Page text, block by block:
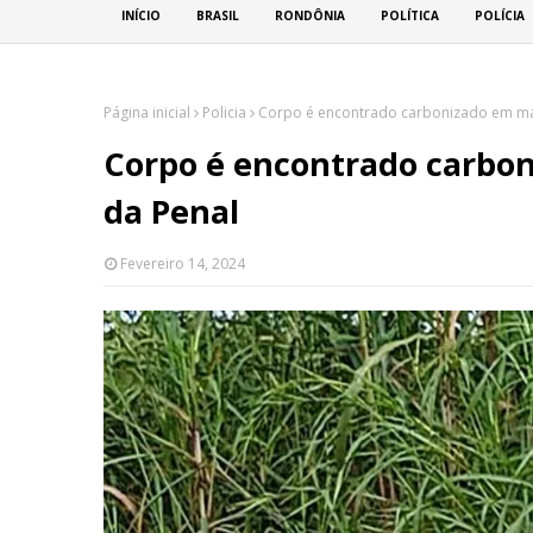
INÍCIO BRASIL RONDÔNIA POLÍTICA POLÍCIA
Página inicial Policia Corpo é encontrado carbonizado em
Corpo é encontrado
da Penal
Fevereiro 14, 2024